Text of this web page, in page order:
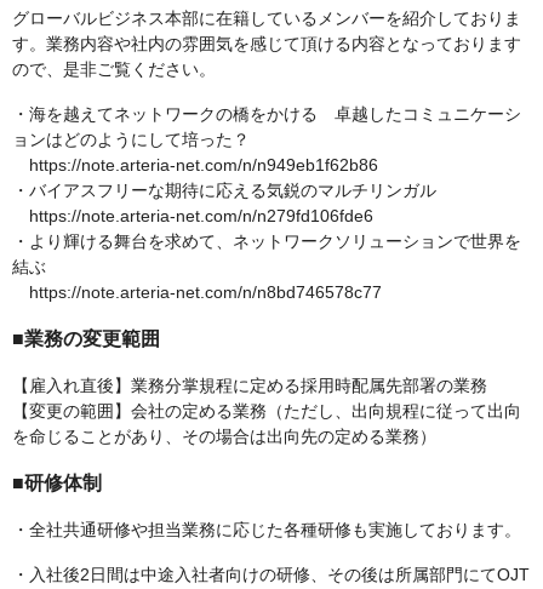
グローバルビジネス本部に在籍しているメンバーを紹介しておりま
す。業務内容や社内の雰囲気を感じて頂ける内容となっております
ので、是非ご覧ください。
・海を越えてネットワークの橋をかける 卓越したコミュニケーシ
ョンはどのようにして培った？
https://note.arteria-net.com/n/n949eb1f62b86
・バイアスフリーな期待に応える気鋭のマルチリンガル
https://note.arteria-net.com/n/n279fd106fde6
・より輝ける舞台を求めて、ネットワークソリューションで世界を
結ぶ
https://note.arteria-net.com/n/n8bd746578c77
■業務の変更範囲
【雇入れ直後】業務分掌規程に定める採用時配属先部署の業務
【変更の範囲】会社の定める業務（ただし、出向規程に従って出向
を命じることがあり、その場合は出向先の定める業務）
■研修体制
・全社共通研修や担当業務に応じた各種研修も実施しております。
・入社後2日間は中途入社者向けの研修、その後は所属部門にてOJT